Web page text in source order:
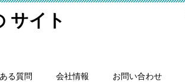
サイト
る質問 会社情報 お問い合わせ